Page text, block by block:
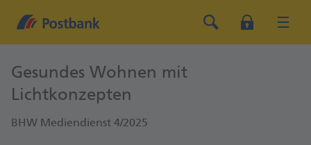
Gesundes Wohnen mit
Lichtkonzepten
BHW Mediendienst 4/2025